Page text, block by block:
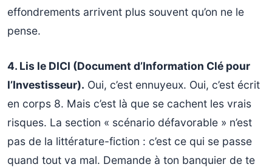
effondrements arrivent plus souvent qu’on ne le
pense.
4. Lis le DICI (Document d’Information Clé pour
l’Investisseur). Oui, c’est ennuyeux. Oui, c’est écrit
en corps 8. Mais c’est là que se cachent les vrais
risques. La section « scénario défavorable » n’est
pas de la littérature-fiction : c’est ce qui se passe
quand tout va mal. Demande à ton banquier de te